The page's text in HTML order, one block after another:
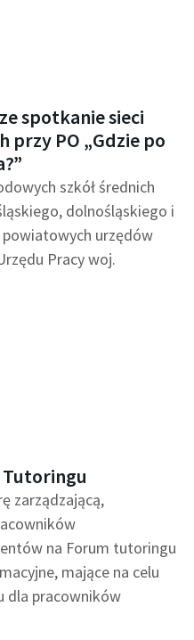
spotkanie sieci
przy PO „Gdzie po
szkół średnich
dolnośląskiego i
urzędów
Pracy woj.
Tutoringu
zarządzającą,
na Forum tutoringu
mające na celu
dla pracowników